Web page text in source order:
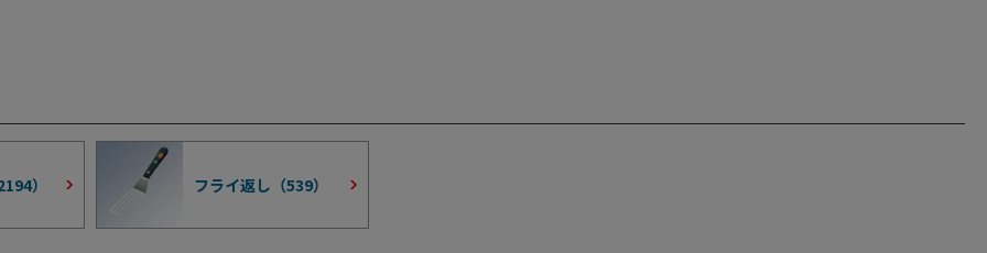
） フライ返し（539）